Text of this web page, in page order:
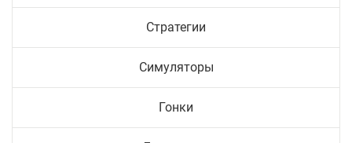
Стратегии
Симуляторы
Гонки